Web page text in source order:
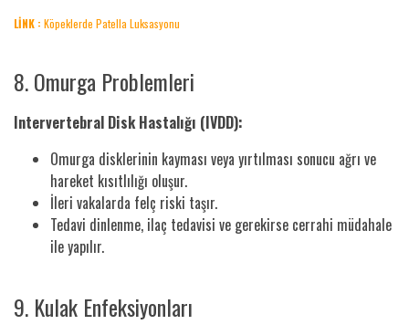
LİNK : Köpeklerde Patella Luksasyonu
8. Omurga Problemleri
Intervertebral Disk Hastalığı (IVDD):
Omurga disklerinin kayması veya yırtılması sonucu ağrı ve
hareket kısıtlılığı oluşur.
İleri vakalarda felç riski taşır.
Tedavi dinlenme, ilaç tedavisi ve gerekirse cerrahi müdahale
ile yapılır.
9. Kulak Enfeksiyonları